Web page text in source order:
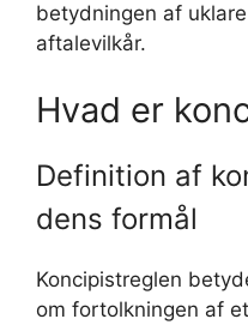
betydningen af
aftalevilkår.
Hvad er
Definition af
dens formål
Koncipistreglen
om fortolkningen af